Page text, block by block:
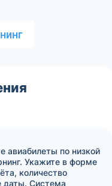
авиабилеты по низкой
Укажите в форме
количество
даты. Система